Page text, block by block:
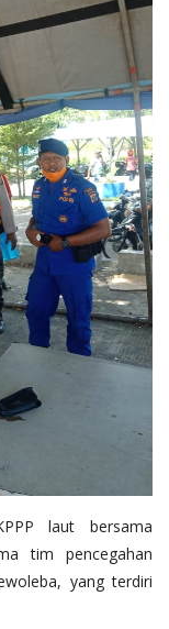
laut bersama
tim pencegahan
yang terdiri